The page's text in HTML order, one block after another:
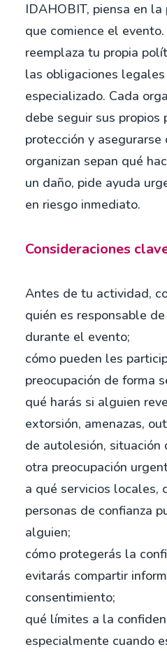
IDAHOBIT, piensa en
que comience el
reemplaza tu propia
las obligaciones
especializado. Cada
debe seguir sus propios
protección y asegurarse
organizan sepan qué
un daño, pide ayuda
en riesgo inmediato.
Consideraciones
Antes de tu actividad,
quién es responsable
durante el evento;
cómo pueden les
preocupación de forma
qué harás si alguien
extorsión, amenazas,
de autolesión, situación
otra preocupación
a qué servicios locales,
personas de confianza
alguien;
cómo protegerás la
evitarás compartir
consentimiento;
qué límites a la
especialmente cuando